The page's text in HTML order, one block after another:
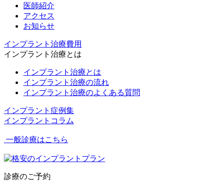
医師紹介
アクセス
お知らせ
インプラント治療費用
インプラント治療とは
インプラント治療とは
インプラント治療の流れ
インプラント治療のよくある質問
インプラント症例集
インプラントコラム
一般診療はこちら
診療のご予約